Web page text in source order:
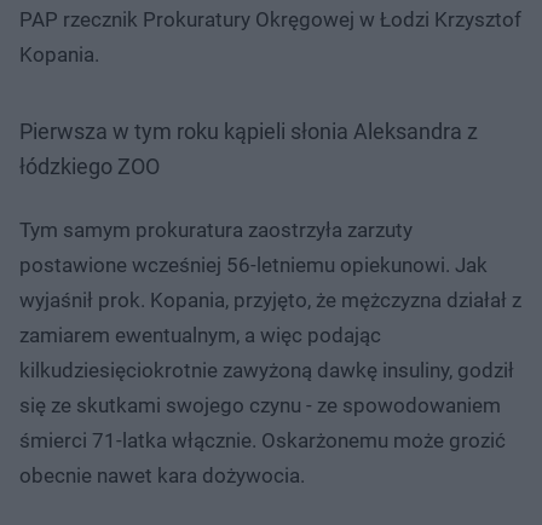
PAP rzecznik Prokuratury Okręgowej w Łodzi Krzysztof
Kopania.
Pierwsza w tym roku kąpieli słonia Aleksandra z
łódzkiego ZOO
Tym samym prokuratura zaostrzyła zarzuty
postawione wcześniej 56-letniemu opiekunowi. Jak
wyjaśnił prok. Kopania, przyjęto, że mężczyzna działał z
zamiarem ewentualnym, a więc podając
kilkudziesięciokrotnie zawyżoną dawkę insuliny, godził
się ze skutkami swojego czynu - ze spowodowaniem
śmierci 71-latka włącznie. Oskarżonemu może grozić
obecnie nawet kara dożywocia.